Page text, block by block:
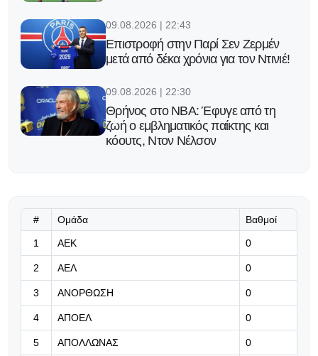
09.08.2026 | 22:43
Επιστροφή στην Παρί Σεν Ζερμέν
μετά από δέκα χρόνια για τον Ντινιέ!
09.08.2026 | 22:30
Θρήνος στο NBA: Έφυγε από τη
ζωή ο εμβληματικός παίκτης και
κόουτς, Ντον Νέλσον
Έξι φιλικά, 9 σκόρερ
09.08.2026 | 21:53
Με 145 αθλητές η Κύπρος στους
20ούς Μεσογειακούς Αγώνες
# Ομάδα Βαθμοί
1 ΑΕΚ 0
2 ΑΕΛ 0
3 ΑΝΟΡΘΩΣΗ 0
4 ΑΠΟΕΛ 0
5 ΑΠΟΛΛΩΝΑΣ 0